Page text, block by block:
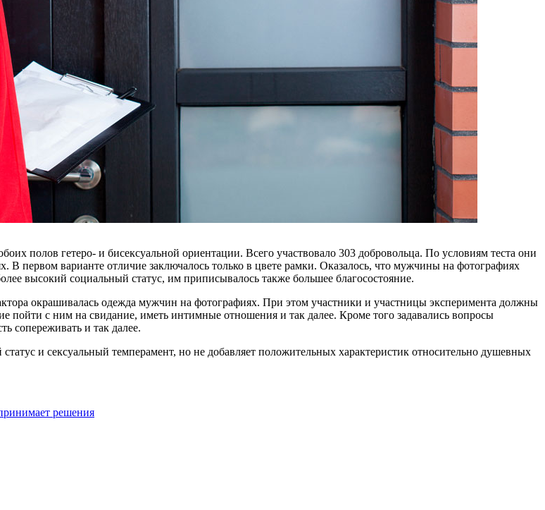
полов гетеро- и бисексуальной ориентации. Всего участвовало 303 добровольца. По условиям теста они
первом варианте отличие заключалось только в цвете рамки. Оказалось, что мужчины на фотографиях
высокий социальный статус, им приписывалось также большее благосостояние.
окрашивалась одежда мужчин на фотографиях. При этом участники и участницы эксперимента должны
пойти с ним на свидание, иметь интимные отношения и так далее. Кроме того задавались вопросы
сопереживать и так далее.
и сексуальный темперамент, но не добавляет положительных характеристик относительно душевных
решения